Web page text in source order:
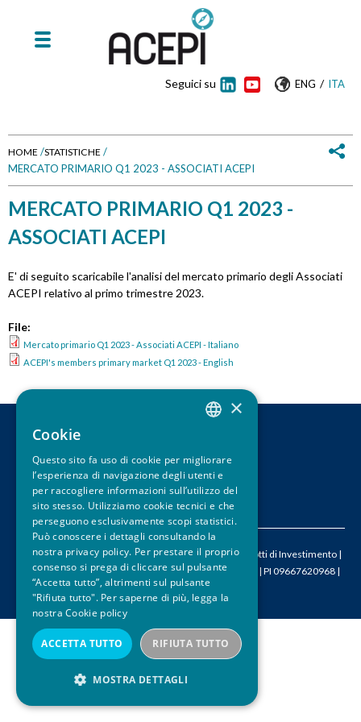
ENG / ITA
Seguici su
T
u
s
e
q
HOME /STATISTICHE /
MERCATO PRIMARIO Q1 2023 - ASSOCIATI ACEPI
MERCATO PRIMARIO Q1 2023 -
ASSOCIATI ACEPI
E' di seguito scaricabile l'analisi del mercato primario degli Associati
ACEPI relativo al primo trimestre 2023.
File:
Mercato primario Q1 2023 - Associati ACEPI - Italiano
ACEPI's members primary market Q1 2023 - English
LEGAL DISCLAIMER
PRIVACY
CREDITS
© 2026 ACEPI – Associazione Italiana Certificati e Prodotti di Investimento |
info@acepi.it | T +390287189076 | CF 05524340964 | PI 09667620968 |
SDI W7YVJK9
×
Cookie
Questo sito fa uso di cookie per migliorare
l’esperienza di navigazione degli utenti e
per raccogliere informazioni sull’utilizzo del
sito stesso. Utilizziamo cookie tecnici e che
perseguono esclusivamente scopi statistici.
Può conoscere i dettagli consultando la
nostra privacy policy. Per prestare il proprio
consenso si prega di cliccare sul pulsante
“Accetta tutto”, altrimenti sul pulsante
"Rifiuta tutto". Per saperne di più, legga la
nostra Cookie policy
ACCETTA TUTTO RIFIUTA TUTTO
MOSTRA DETTAGLI